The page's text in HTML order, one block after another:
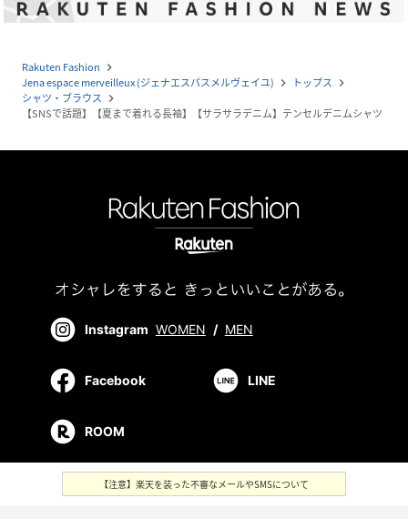
Rakuten Fashion navigate_next
Jena espace merveilleux (ジェナエスパスメルヴェイユ) navigate_next トップス navigate_next
シャツ・ブラウス navigate_next
【SNSで話題】【夏まで着れる長袖】【サラサラデニム】テンセルデニムシャツ
Instagram WOMEN / MEN
Facebook LINE
ROOM
【注意】楽天を装った不審なメールやSMSについて